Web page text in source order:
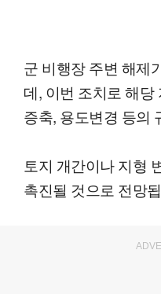
군 비행장 주변 해제
데, 이번 조치로 해
증축, 용도변경 등의
토지 개간이나 지형
촉진될 것으로 전망